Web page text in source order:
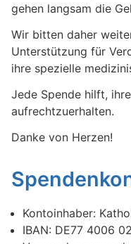
gehen langsam die
Wir bitten daher
Unterstützung für
ihre spezielle
Jede Spende hilft,
aufrechtzuerhalten.
Danke von Herzen!
Kontoinhaber:
IBAN: DE77 4006